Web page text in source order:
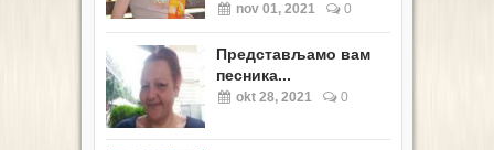
nov 01, 2021 0
Представљамо вам
песника...
okt 28, 2021 0